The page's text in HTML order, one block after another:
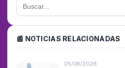
📰 NOTICIAS RELACIONADAS
05/08/2026